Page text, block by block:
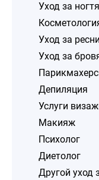
Уход за
Уход за
Уход за
Депиляция
Услуги
Макияж
Психолог
Диетолог
Другой уход